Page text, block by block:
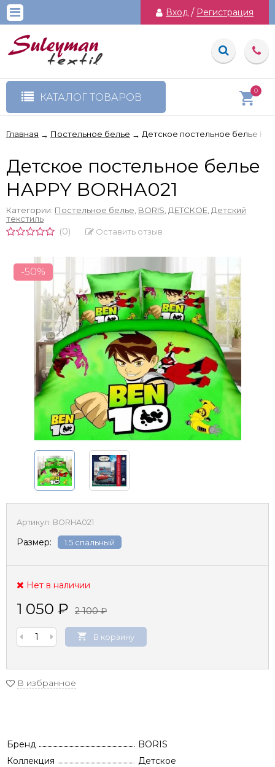
Вход / Регистрация
КАТАЛОГ ТОВАРОВ
0
Главная → Постельное белье → Детское постельное белье
Детское постельное белье
HAPPY BORHA021
Категории: Постельное белье BORIS ДЕТСКОЕ Детский
текстиль
(0) Оставить отзыв
-50%
Артикул: BORHA021
Размер: 1.5 спальный
Нет в наличии
1 050 ₽ 2 100₽
В корзину
В избранное
Бренд
BORIS
Коллекция
Детское